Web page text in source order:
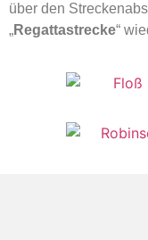
über den
„Regattastrecke“